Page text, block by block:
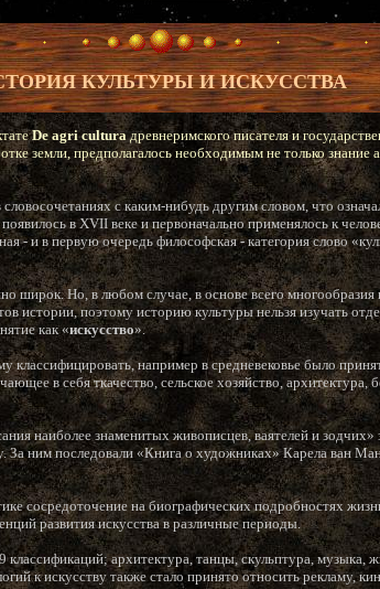
КУЛЬТУРЫ И ИСКУССТВА
De agri culturaдревнеримского писателя и
земли, предполагалось необходимым не только знание
с каким-нибудь другим словом, что
в XVII веке и первоначально применялось к
- и в первую очередь философская - категория слово
широк. Но, в любом случае, в основе всего многообразия
истории, поэтому историю культуры нельзя изучать
как «искусство».
классифицировать, например в средневековье было
в себя ткачество, сельское хозяйство, архитектура,
наиболее знаменитых живописцев, ваятелей и
За ним последовали «Книга о художниках» Карела ван
сосредоточение на биографических подробностях
развития искусства в различные периоды.
архитектура, танцы, скульптура, музыка,
к искусству также стало принято относить рекламу,